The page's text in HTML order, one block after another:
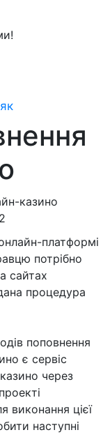
платформі
потрібно
сайтах
процедура
поповнення
є сервіс
через
цієї
наступні